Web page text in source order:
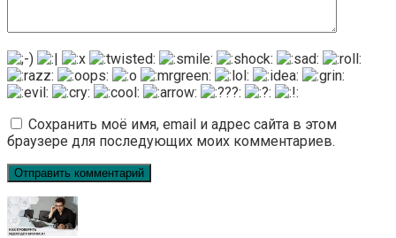
Сохранить моё имя, email и адрес сайта в этом
браузере для последующих моих комментариев.